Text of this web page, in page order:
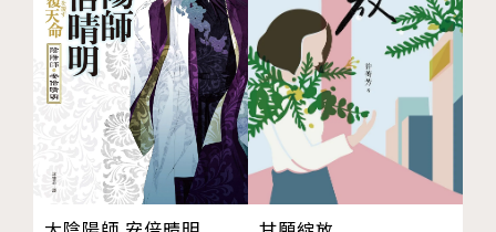
自嘲如一根「歪扭小黃瓜」的她，在生活裡，跑步、打
鼓、料理、打遊戲；在工作中，街頭採訪、暗自觀察眾
生群像。慢慢地，她學會祝自己與身邊的人生日快樂，
學會坦率承認那些忍抑好強的謊話、看懂妥瑞症帶給自
身的醒覺，並自許成為一個也能滋養他人的「高級大
人」。
遠房親戚
輯三 城市吃瓜指南
白手持家
蘿蔔玉米排骨湯
祝我生日快樂
跑三圈就好